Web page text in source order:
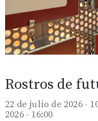
Rostros de
22 de julio de 2026 -
2026 - 16:00